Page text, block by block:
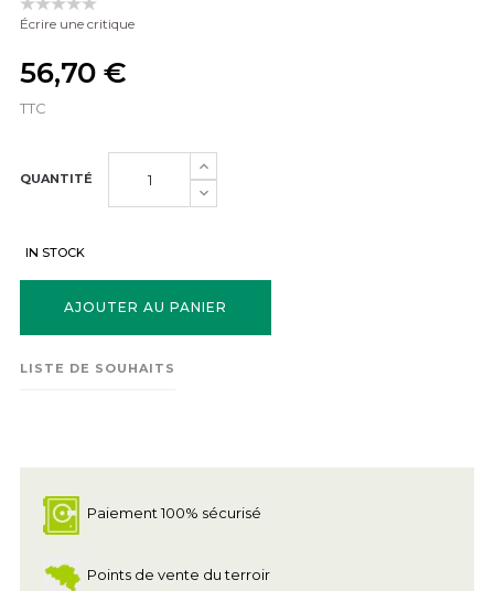
Écrire une critique
56,70 €
TTC
QUANTITÉ
IN STOCK
AJOUTER AU PANIER
LISTE DE SOUHAITS
Paiement 100% sécurisé
Points de vente du terroir